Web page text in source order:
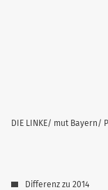
DIE LINKE/ mut Bayern/
Differenz zu 2014